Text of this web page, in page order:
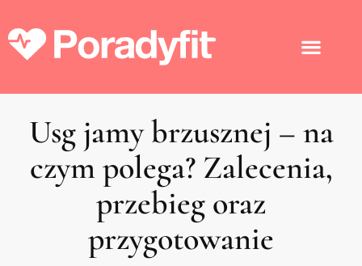
Usg jamy brzusznej – na
czym polega? Zalecenia,
przebieg oraz
przygotowanie